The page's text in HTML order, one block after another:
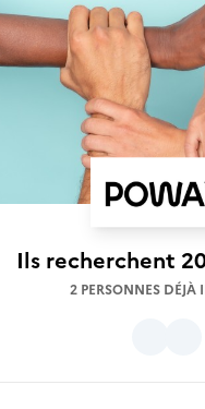
Ils recherchent
2 PERSONNES DÉJÀ